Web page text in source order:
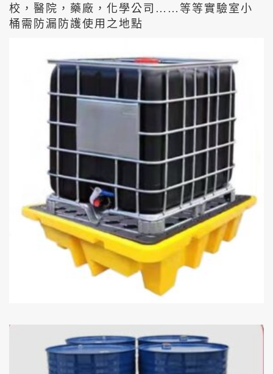
校，醫院，藥廠，化學公司……等等實驗室小
桶需防漏防護使用之地點